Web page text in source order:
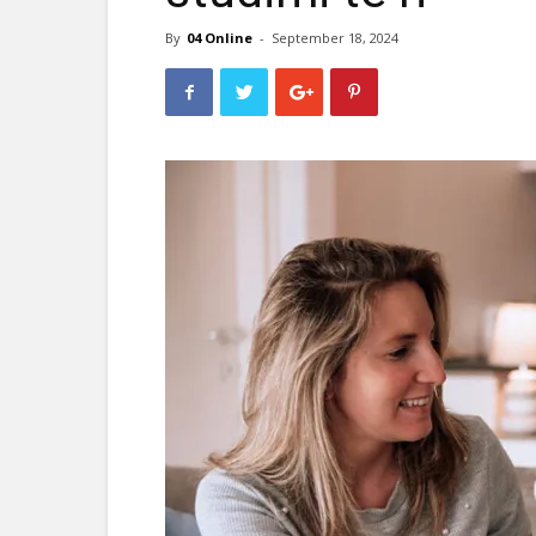
By 04 Online - September 18, 2024